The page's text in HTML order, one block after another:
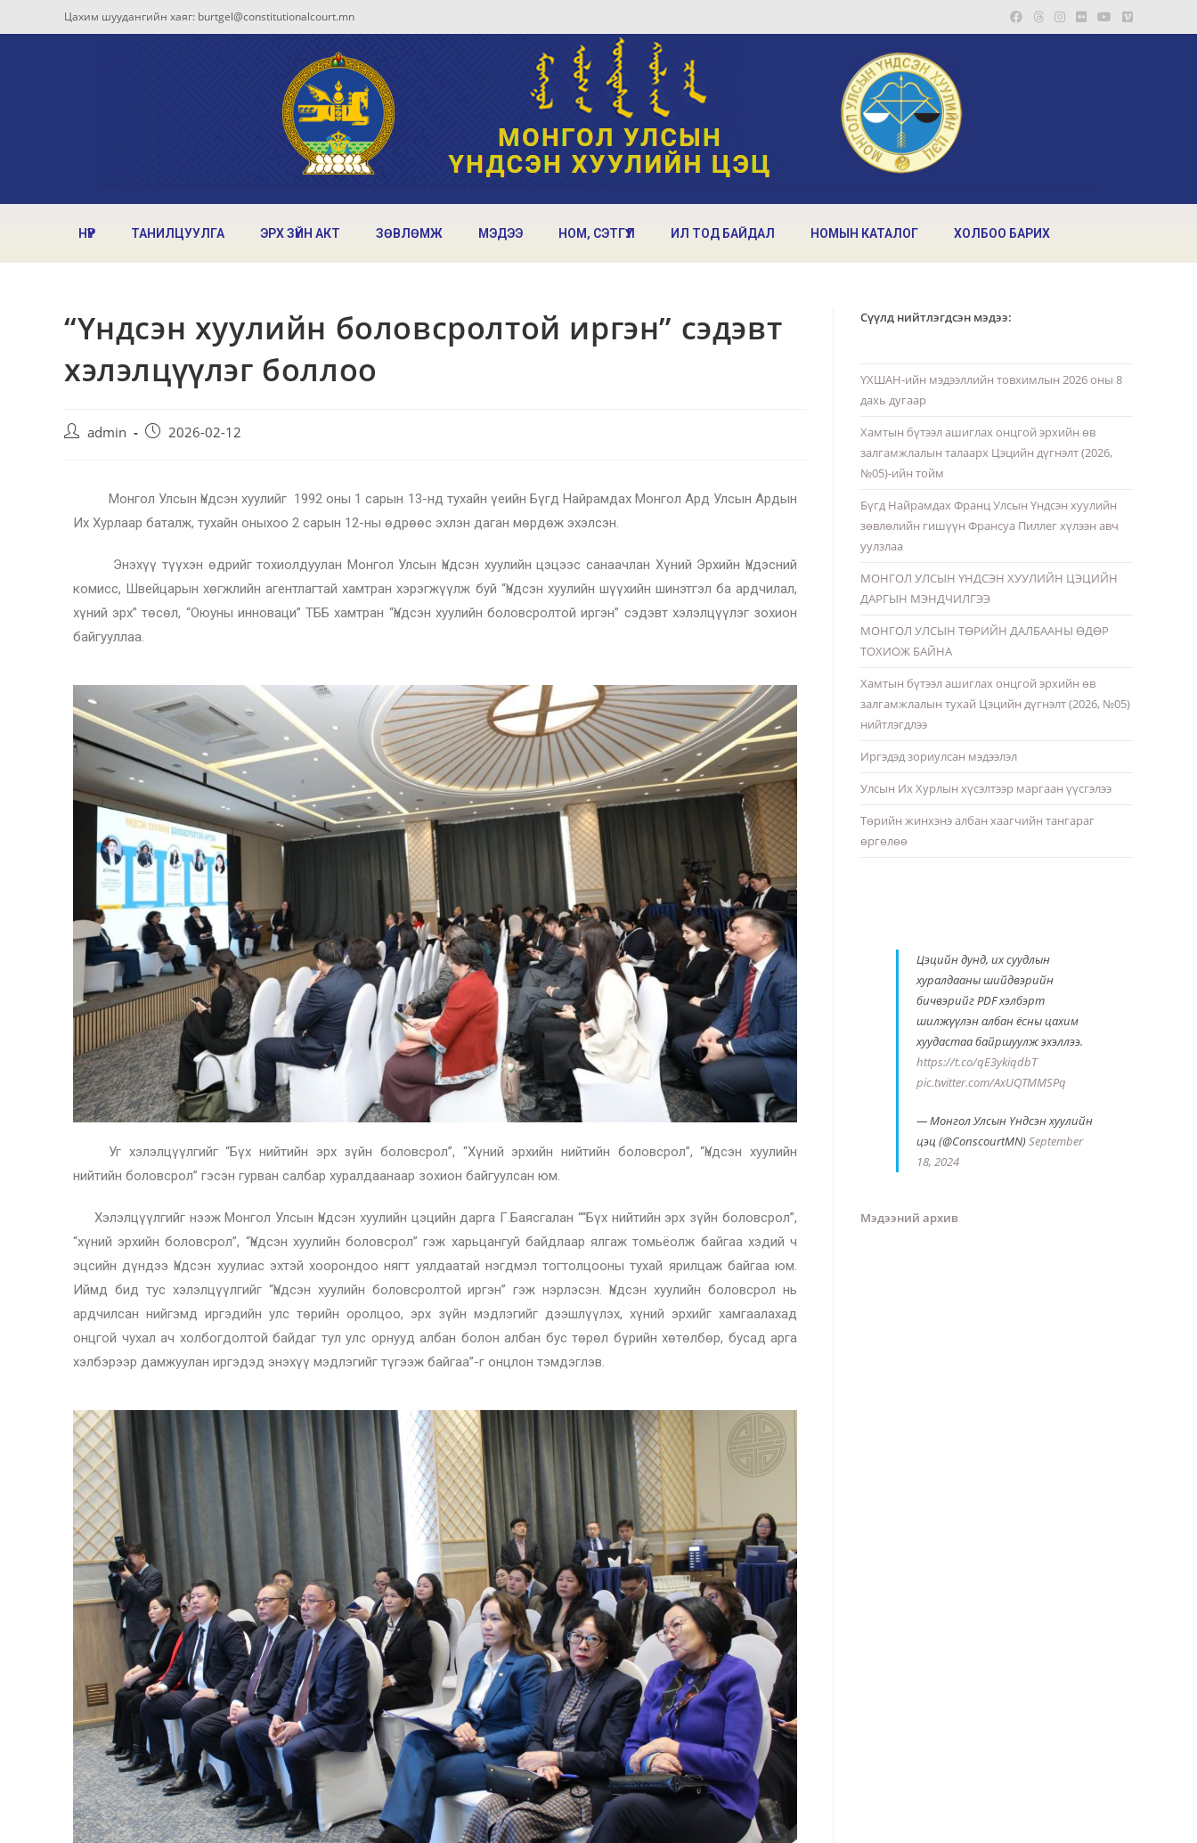
Цахим шуудангийн хаяг: burtgel@constitutionalcourt.mn
НҮҮР ТАНИЛЦУУЛГА ЭРХ ЗҮЙН АКТ ЗӨВЛӨМЖ МЭДЭЭ НОМ, СЭТГҮҮЛ ИЛ ТОД БАЙДАЛ НОМЫН КАТАЛОГ ХОЛБОО БАРИХ
“Үндсэн хуулийн боловсролтой иргэн” сэдэвт
хэлэлцүүлэг боллоо
admin 2026-02-12
Монгол Улсын Үндсэн хуулийг 1992 оны 1 сарын 13-нд тухайн үеийн Бүгд Найрамдах Монгол Ард Улсын Ардын
Их Хурлаар баталж, тухайн оныхоо 2 сарын 12-ны өдрөөс эхлэн даган мөрдөж эхэлсэн.
Энэхүү түүхэн өдрийг тохиолдуулан Монгол Улсын Үндсэн хуулийн цэцээс санаачлан Хүний Эрхийн Үндэсний
комисс, Швейцарын хөгжлийн агентлагтай хамтран хэрэгжүүлж буй “Үндсэн хуулийн шүүхийн шинэтгэл ба ардчилал,
хүний эрх” төсөл, “Оюуны инноваци” ТББ хамтран “Үндсэн хуулийн боловсролтой иргэн” сэдэвт хэлэлцүүлэг зохион
байгууллаа.
Уг хэлэлцүүлгийг “Бүх нийтийн эрх зүйн боловсрол”, “Хүний эрхийн нийтийн боловсрол”, “Үндсэн хуулийн
нийтийн боловсрол” гэсэн гурван салбар хуралдаанаар зохион байгуулсан юм.
Хэлэлцүүлгийг нээж Монгол Улсын Үндсэн хуулийн цэцийн дарга Г.Баясгалан ““Бүх нийтийн эрх зүйн боловсрол”,
“хүний эрхийн боловсрол”, “Үндсэн хуулийн боловсрол” гэж харьцангуй байдлаар ялгаж томьёолж байгаа хэдий ч
эцсийн дүндээ Үндсэн хуулиас эхтэй хоорондоо нягт уялдаатай нэгдмэл тогтолцооны тухай ярилцаж байгаа юм.
Иймд бид тус хэлэлцүүлгийг “Үндсэн хуулийн боловсролтой иргэн” гэж нэрлэсэн. Үндсэн хуулийн боловсрол нь
ардчилсан нийгэмд иргэдийн улс төрийн оролцоо, эрх зүйн мэдлэгийг дээшлүүлэх, хүний эрхийг хамгаалахад
онцгой чухал ач холбогдолтой байдаг тул улс орнууд албан болон албан бус төрөл бүрийн хөтөлбөр, бусад арга
хэлбэрээр дамжуулан иргэдэд энэхүү мэдлэгийг түгээж байгаа”-г онцлон тэмдэглэв.
Сүүлд нийтлэгдсэн мэдээ:
ҮХШАН-ийн мэдээллийн товхимлын 2026 оны 8
дахь дугаар
Хамтын бүтээл ашиглах онцгой эрхийн өв
залгамжлалын талаарх Цэцийн дүгнэлт (2026,
№05)-ийн тойм
Бүгд Найрамдах Франц Улсын Үндсэн хуулийн
зөвлөлийн гишүүн Франсуа Пиллег хүлээн авч
уулзлаа
МОНГОЛ УЛСЫН ҮНДСЭН ХУУЛИЙН ЦЭЦИЙН
ДАРГЫН МЭНДЧИЛГЭЭ
МОНГОЛ УЛСЫН ТӨРИЙН ДАЛБААНЫ ӨДӨР
ТОХИОЖ БАЙНА
Хамтын бүтээл ашиглах онцгой эрхийн өв
залгамжлалын тухай Цэцийн дүгнэлт (2026, №05)
нийтлэгдлээ
Иргэдэд зориулсан мэдээлэл
Улсын Их Хурлын хүсэлтээр маргаан үүсгэлээ
Төрийн жинхэнэ албан хаагчийн тангараг
өргөлөө
Цэцийн дунд, их суудлын
хуралдааны шийдвэрийн
бичвэрийг PDF хэлбэрт
шилжүүлэн албан ёсны цахим
хуудастаа байршуулж эхэллээ.
https://t.co/qE3ykiqdbT
pic.twitter.com/AxUQTMMSPq
— Монгол Улсын Үндсэн хуулийн
цэц (@ConscourtMN)September
18, 2024
Мэдээний архив